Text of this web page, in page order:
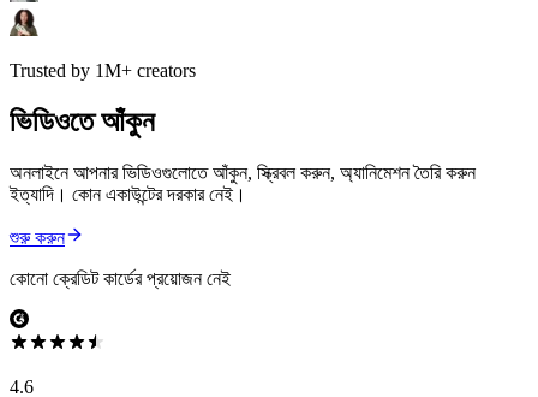
Trusted by 1M+ creators
ভিডিওতে আঁকুন
অনলাইনে আপনার ভিডিওগুলোতে আঁকুন, স্ক্রিবল করুন, অ্যানিমেশন তৈরি করুন
ইত্যাদি। কোন একাউন্টের দরকার নেই।
শুরু করুন
কোনো ক্রেডিট কার্ডের প্রয়োজন নেই
4.6